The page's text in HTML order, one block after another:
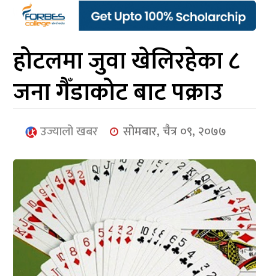
समाचार
आर्थिक
मनोरञ्जन
खेलकुद
युनिकोड
होटलमा जुवा खेलिरहेका ८
जना गैँडाकोट बाट पक्राउ
उज्यालो खबर सोमबार, चैत्र ०९, २०७७